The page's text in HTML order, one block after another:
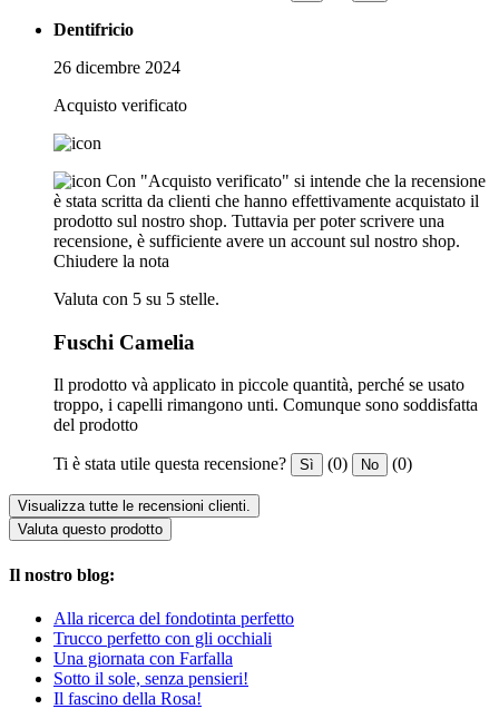
Dentifricio
26 dicembre 2024
Acquisto verificato
Con "Acquisto verificato" si intende che la recensione
è stata scritta da clienti che hanno effettivamente acquistato il
prodotto sul nostro shop. Tuttavia per poter scrivere una
recensione, è sufficiente avere un account sul nostro shop.
Chiudere la nota
Valuta con 5 su 5 stelle.
Fuschi Camelia
Il prodotto và applicato in piccole quantità, perché se usato
troppo, i capelli rimangono unti. Comunque sono soddisfatta
del prodotto
Ti è stata utile questa recensione? Sì (0) No (0)
Visualizza tutte le recensioni clienti.
Valuta questo prodotto
Il nostro blog:
Alla ricerca del fondotinta perfetto
Trucco perfetto con gli occhiali
Una giornata con Farfalla
Sotto il sole, senza pensieri!
Il fascino della Rosa!